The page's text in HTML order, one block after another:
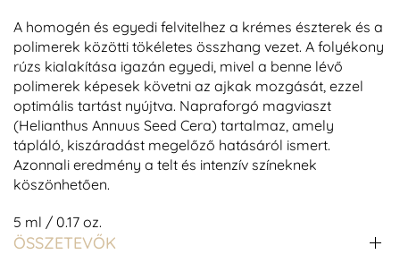
A homogén és egyedi felvitelhez a krémes észterek és a
polimerek közötti tökéletes összhang vezet. A folyékony
rúzs kialakítása igazán egyedi, mivel a benne lévő
polimerek képesek követni az ajkak mozgását, ezzel
optimális tartást nyújtva. Napraforgó magviaszt
(Helianthus Annuus Seed Cera) tartalmaz, amely
tápláló, kiszáradást megelőző hatásáról ismert.
Azonnali eredmény a telt és intenzív színeknek
köszönhetően.
5 ml / 0.17 oz.
ÖSSZETEVŐK